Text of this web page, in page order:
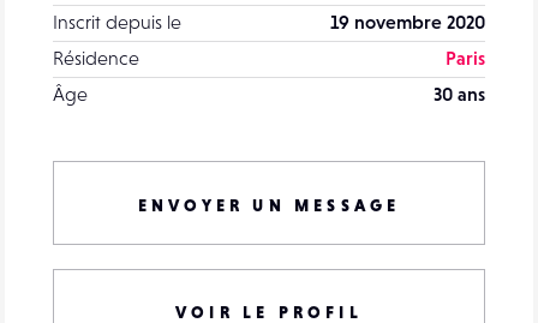
Inscrit depuis le
19 novembre 2020
Résidence
Paris
Âge
30 ans
ENVOYER UN MESSAGE
VOIR LE PROFIL